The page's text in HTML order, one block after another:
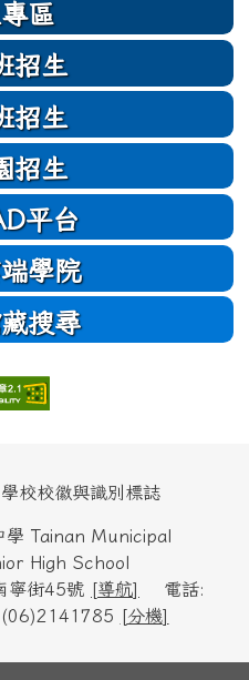
區
招生
招生
招生
平台
學院
搜尋
學 Tainan Municipal
High School
寧街45號
[導航]
電話:
[分機]